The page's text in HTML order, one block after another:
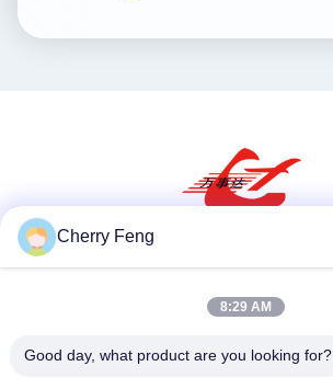
Sociale media
Snel contact
Cherry Feng
8:29 AM
Good day, what product are you looking for?